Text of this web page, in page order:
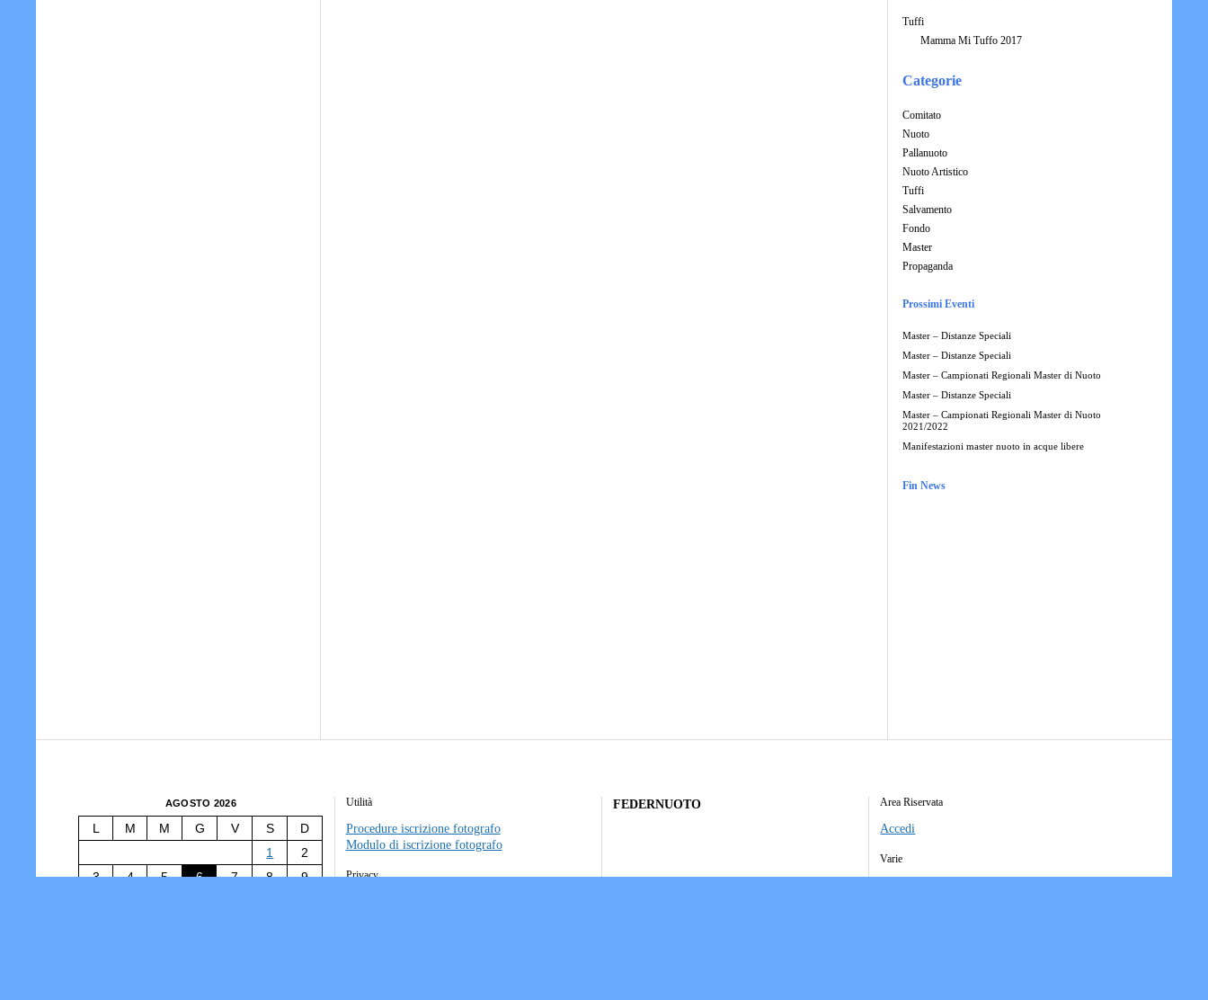
Tuffi
Mamma Mi Tuffo 2017
Categorie
Comitato
Nuoto
Pallanuoto
Nuoto Artistico
Tuffi
Salvamento
Fondo
Master
Propaganda
Prossimi Eventi
Master – Distanze Speciali
Master – Distanze Speciali
Master – Campionati Regionali Master di Nuoto
Master – Distanze Speciali
Master – Campionati Regionali Master di Nuoto
2021/2022
Manifestazioni master nuoto in acque libere
Fin News
AGOSTO 2026
L M M G V S
D
1
2
3
4 5 6 7 8
9
Utilità
Procedure iscrizione fotografo
Modulo di iscrizione fotografo
Privacy
FEDERNUOTO Area Riservata
Accedi
Varie